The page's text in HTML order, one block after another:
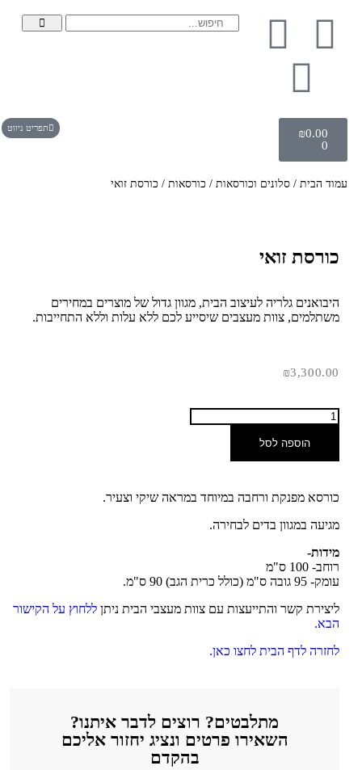
₪0.00
תפריט ניווט
עמוד הבית/ סלונים וכורסאות/ כורסאות/ כורסת זואי
כורסת זואי
היבואנים גלריה לעיצוב הבית, מגוון גדול של מוצרים במחירים
משתלמים, צוות מעצבים שיסייע לכם ללא עלות וללא התחייבות.
₪3,300.00
הוספה לסל
כורסא מפנקת ורחבה במיוחד במראה שיקי וצעיר.
מגיעה במגוון בדים לבחירה.
מידות-
רוחב- 100 ס"מ
עומק- 95 גובה ס"מ (כולל כרית הגב) 90 ס"מ.
ליצירת קשר והתייעצות עם צוות מעצבי הבית ניתןללחוץ על הקישור
הבא.
לחזרה לדף הבית לחצו כאן.
מתלבטים? רוצים לדבר איתנו?
השאירו פרטים ונציג יחזור אליכם
בהקדם